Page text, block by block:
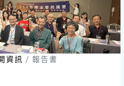
資訊 報告書